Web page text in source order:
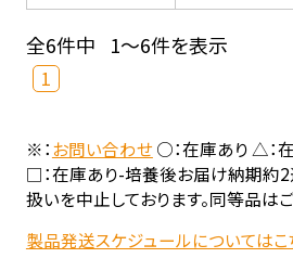
全6件中 1～6件を表示
1
※：お問い合わせ○：在庫あり △：
□：在庫あり-培養後お届け納期約2
扱いを中止しております。同等品は
製品発送スケジュールについてはこ